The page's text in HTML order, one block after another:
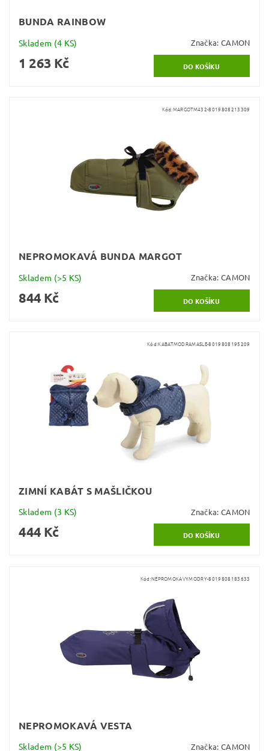
BUNDA RAINBOW
Skladem (4 KS) Značka: CAMON
1 263 Kč
Kód:MARGOTM432-8019808213309
NEPROMOKAVÁ BUNDA MARGOT
Skladem (>5 KS) Značka: CAMON
844 Kč
Kód:KABATMODRAMASLE-8019808195209
ZIMNÍ KABÁT S MAŠLIČKOU
Skladem (3 KS) Značka: CAMON
444 Kč
Kód:NEPROMOKAVYMODRY-8019808183633
NEPROMOKAVÁ VESTA
Skladem (>5 KS) Značka: CAMON